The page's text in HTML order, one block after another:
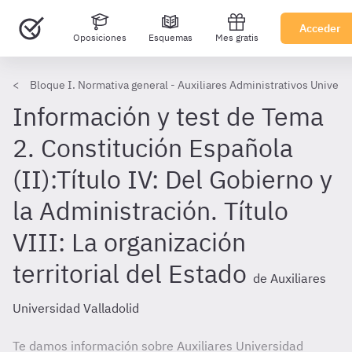
Oposiciones Esquemas Mes gratis
Acceder
Bloque I. Normativa general - Auxiliares Administrativos
Información y test de Tema
2. Constitución Española
(II):Título IV: Del Gobierno y
la Administración. Título
VIII: La organización
territorial del Estado de Auxiliares
Universidad Valladolid
Te damos información sobre Auxiliares Universidad